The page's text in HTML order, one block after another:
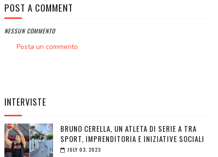
POST A COMMENT
NESSUN COMMENTO
Posta un commento
INTERVISTE
BRUNO CERELLA, UN ATLETA DI SERIE A TRA
SPORT, IMPRENDITORIA E INIZIATIVE SOCIALI
JULY 03, 2023